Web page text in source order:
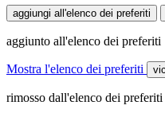
aggiungi all'elenco dei preferiti
aggiunto all'elenco dei preferiti
Mostra l'elenco dei preferiti
rimosso dall'elenco dei preferiti